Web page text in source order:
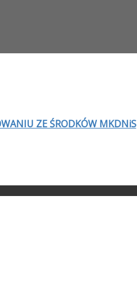
ZE ŚRODKÓW MKDNiS